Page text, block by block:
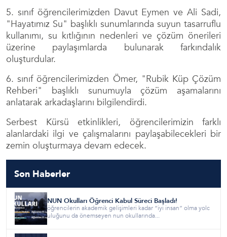
Son Haberler
NUN Okulları Öğrenci Kabul Süreci Başladı!
öğrencilerin akademik gelişimleri kadar “iyi insan” olma yolc
uluğunu da önemseyen nun okullarında...
5. sınıf öğrencilerimizden Davut Eymen ve Ali Sadi,
"Hayatımız Su" başlıklı sunumlarında suyun tasarruflu
kullanımı, su kıtlığının nedenleri ve çözüm önerileri
üzerine paylaşımlarda bulunarak farkındalık
oluşturdular.
6. sınıf öğrencilerimizden Ömer, "Rubik Küp Çözüm
Rehberi" başlıklı sunumuyla çözüm aşamalarını
anlatarak arkadaşlarını bilgilendirdi.
Serbest Kürsü etkinlikleri, öğrencilerimizin farklı
alanlardaki ilgi ve çalışmalarını paylaşabilecekleri bir
zemin oluşturmaya devam edecek.